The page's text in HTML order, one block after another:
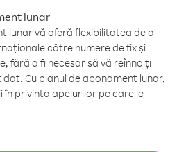
lunar
lunar vă oferă flexibilitatea de a
către numere de fix și
fără a fi necesar să vă reînnoiți
Cu planul de abonament lunar,
în privința apelurilor pe care le